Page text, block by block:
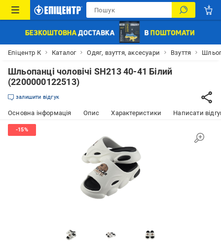
Епіцентр К Каталог Одяг, взуття, аксесуари Взуття
Шльопанці чоловічі SH213 40-41 Білий
(2200000122513)
залишити відгук
Основна інформація Опис Характеристики Написати